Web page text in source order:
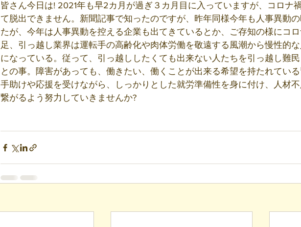
皆さん今日は! 2021年も早2カ月が過ぎ３カ月目に入っていますが、コロナ
て脱出できません。新聞記事で知ったのですが、昨年同様今年も人事異動
たが、今年は人事異動を控える企業も出てきているとか、ご存知の様にコ
足、引っ越し業界は運転手の高齢化や肉体労働を敬遠する風潮から慢性的
になっている。従って、引っ越ししたくても出来ない人たちを引っ越し難
との事。障害があっても、働きたい、働くことが出来る希望を持たれてい
手助けや応援を受けながら、しっかりとした就労準備性を身に付け、人材
繋がるよう努力していきませんか?